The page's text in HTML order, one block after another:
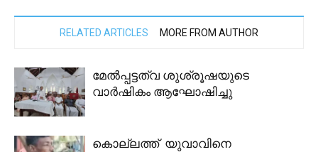
RELATED ARTICLES MORE FROM AUTHOR
മേൽപ്പട്ടത്വ ശുശ്രൂഷയുടെ
വാർഷികം ആഘോഷിച്ചു
കൊല്ലത്ത് യുവാവിനെ